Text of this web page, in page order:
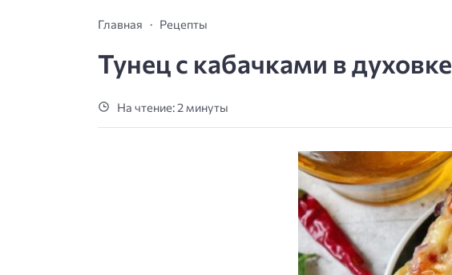
Главная Рецепты
Тунец с кабачками в духовке
На чтение: 2 минуты